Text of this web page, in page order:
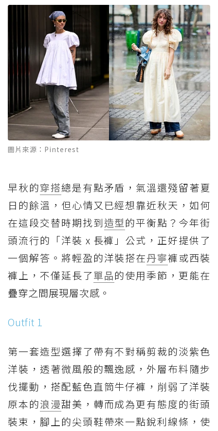
圖片來源：Pinterest
早秋的穿搭總是有點矛盾，氣溫還殘留著夏
日的餘溫，但心情又已經想靠近秋天，如何
在這段交替時期找到造型的平衡點？今年街
頭流行的「洋裝 x 長褲」公式，正好提供了
一個解答。將輕盈的洋裝搭在丹寧褲或西裝
褲上，不僅延長了單品的使用季節，更能在
疊穿之間展現層次感。
Outfit 1
第一套造型選擇了帶有不對稱剪裁的淡紫色
洋裝，透著微風般的飄逸感，外層布料隨步
伐擺動，搭配藍色直筒牛仔褲，削弱了洋裝
原本的浪漫甜美，轉而成為更有態度的街頭
裝束，腳上的尖頭鞋帶來一點銳利線條，使